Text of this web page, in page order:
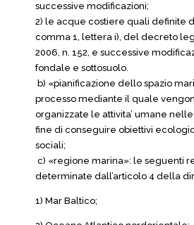
successive modificazioni;
2) le acque costiere quali definite
comma 1, lettera i), del decreto
2006, n. 152, e successive
fondale e sottosuolo.
b) «pianificazione dello spazio
processo mediante il quale
organizzate le attivita’ umane
fine di conseguire obiettivi
sociali;
c) «regione marina»: le seguenti
determinate dall’articolo 4 della
1) Mar Baltico;